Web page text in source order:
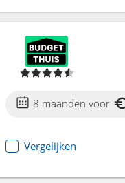
8 maanden voor
Vergelijken